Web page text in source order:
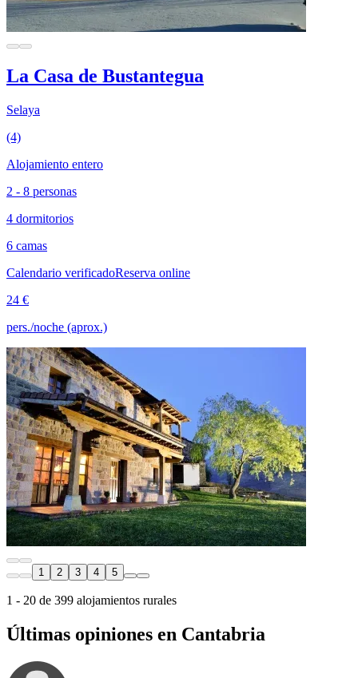
La Casa de Bustantegua
Selaya
(4)
Alojamiento entero
2 - 8 personas
4 dormitorios
6 camas
Calendario verificadoReserva online
24 €
pers./noche (aprox.)
1 2 3 4 5
1 - 20 de 399 alojamientos rurales
Últimas opiniones en Cantabria